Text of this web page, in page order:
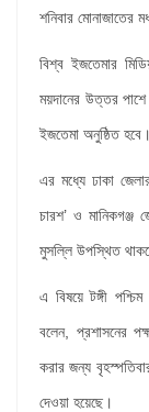
শনিবার মোনাজাতের
বিশ্ব ইজতেমার
ময়দানের উত্তর
ইজতেমা অনুষ্ঠিত
এর মধ্যে ঢাকা
চারশ’ ও মানিকগঞ্জ
মুসল্লি উপস্থিত
এ বিষয়ে টঙ্গী
বলেন, প্রশাসনের
করার জন্য
দেওয়া হয়েছে।